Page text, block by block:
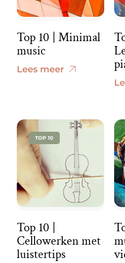
Top 10 | Minimal
music
Lees meer
TOP 10
Top 10 |
Cellowerken met
luistertips